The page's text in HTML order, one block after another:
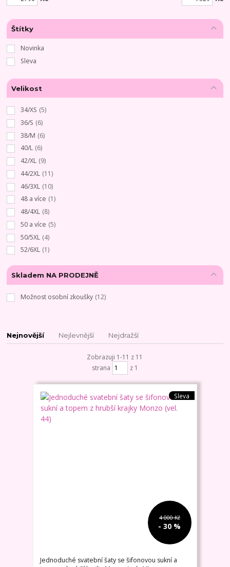
Štítky
Novinka
Sleva
Velikost
34/XS (5)
36/S (6)
38/M (6)
40/L (6)
42/XL (9)
44/2XL (11)
46/3XL (10)
48 a více (1)
48/4XL (8)
50 a více (5)
50/5XL (4)
52/6XL (1)
Skladem NA PRODEJNĚ
Možnost osobní zkoušky (12)
Nejnovější Nejlevnější Nejdražší
Zobrazuji 1-11 z 11
strana
z 1
Sleva
4 000 Kč
- 30 %
Jednoduché svatební šaty se šifonovou sukní a